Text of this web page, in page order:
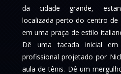
da cidade grande,
localizada perto do centro de
em uma praça de estilo
Dê uma tacada inicial
profissional projetado por
aula de tênis. Dê um